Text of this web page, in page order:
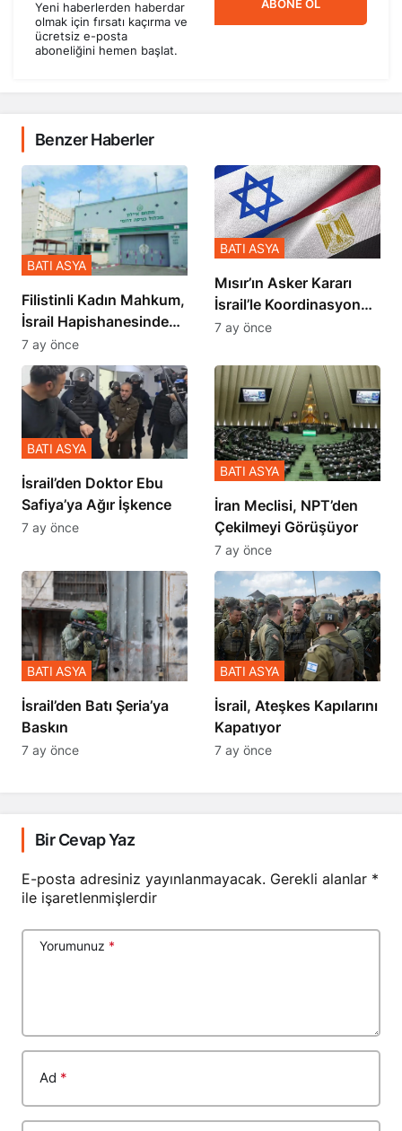
olmak için fırsatı kaçırma ve
ücretsiz e-posta
aboneliğini hemen başlat.
Benzer Haberler
Filistinli Kadın Mahkum,
İsrail Hapishanesindeki
Zulmü Anlattı
BATI ASYA
7 ay önce
Mısır’ın Asker Kararı
İsrail’le Koordinasyon
İçinde Gerçekleşmiş
BATI ASYA
7 ay önce
İsrail’den Doktor Ebu
Safiya’ya Ağır İşkence
BATI ASYA
7 ay önce
İran Meclisi, NPT’den
Çekilmeyi Görüşüyor
BATI ASYA
7 ay önce
​​​​​​​İsrail’den Batı Şeria’ya
Baskın
BATI ASYA
7 ay önce
İsrail, Ateşkes Kapılarını
Kapatıyor
BATI ASYA
7 ay önce
Bir Cevap Yaz
E-posta adresiniz yayınlanmayacak. Gerekli alanlar *
ile işaretlenmişlerdir
Yorumunuz *
Ad *